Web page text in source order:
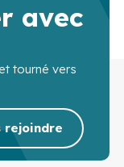
avec
tourné vers
rejoindre